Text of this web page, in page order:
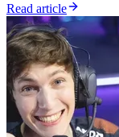
Read article